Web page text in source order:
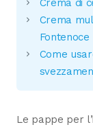
Crema di
Crema
Fontenoce
Come
Le pappe per